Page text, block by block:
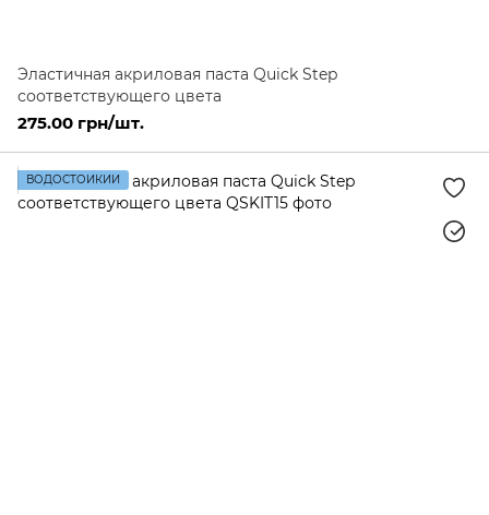
Эластичная акриловая паста Quick Step
соответствующего цвета
275.00 грн/шт.
ВОДОСТОЙКИЙ